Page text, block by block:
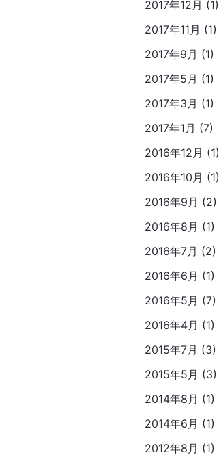
2017年12月 (1)
2017年11月 (1)
2017年9月 (1)
2017年5月 (1)
2017年3月 (1)
2017年1月 (7)
2016年12月 (1)
2016年10月 (1)
2016年9月 (2)
2016年8月 (1)
2016年7月 (2)
2016年6月 (1)
2016年5月 (7)
2016年4月 (1)
2015年7月 (3)
2015年5月 (3)
2014年8月 (1)
2014年6月 (1)
2012年8月 (1)